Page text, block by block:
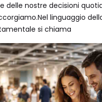
delle nostre decisioni
linguaggio
si chiama